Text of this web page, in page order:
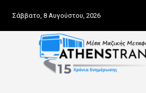
Σάββατο, 8 Αυγούστου, 2026